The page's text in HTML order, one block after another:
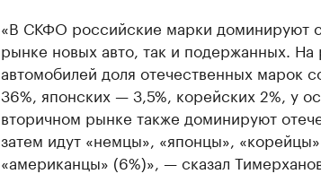
«В СКФО российские марки доминируют
рынке новых авто, так и подержанных.
автомобилей доля отечественных марок
36%, японских — 3,5%, корейских 2%, у
вторичном рынке также доминируют
затем идут «немцы», «японцы»,
«американцы» (6%)», — сказал